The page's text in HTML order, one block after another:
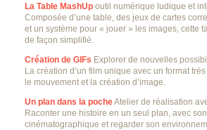
La Table MashUp outil numérique ludique et
Composée d’une table, des jeux de cartes
et un système pour « jouer » les images, cette
de façon simplifié.
Création de GIFs Explorer de nouvelles
La création d’un film unique avec un format
le mouvement et la création d’image.
Un plan dans la pocheAtelier de réalisation
Raconter une histoire en un seul plan, avec
cinématographique et regarder son